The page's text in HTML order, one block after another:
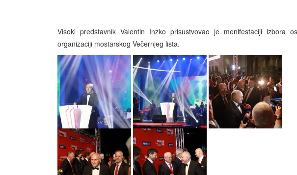
Visoki predstavnik Valentin Inzko prisustvovao je menifestaciji izbora
organizaciji mostarskog Večernjeg lista.